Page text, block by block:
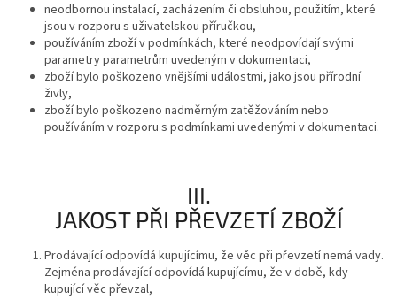
neodbornou instalací, zacházením či obsluhou, použitím, které
jsou v rozporu s uživatelskou příručkou,
používáním zboží v podmínkách, které neodpovídají svými
parametry parametrům uvedeným v dokumentaci,
zboží bylo poškozeno vnějšími událostmi, jako jsou přírodní
živly,
zboží bylo poškozeno nadměrným zatěžováním nebo
používáním v rozporu s podmínkami uvedenými v dokumentaci.
III.
JAKOST PŘI PŘEVZETÍ ZBOŽÍ
Prodávající odpovídá kupujícímu, že věc při převzetí nemá vady.
Zejména prodávající odpovídá kupujícímu, že v době, kdy
kupující věc převzal,